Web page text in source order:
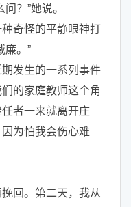
？”她说。
奇怪的平静眼神打
廉。”
发生的一系列事件
的家庭教师这个角
者一来就离开庄
为怕我会伤心难
回。第二天，我从